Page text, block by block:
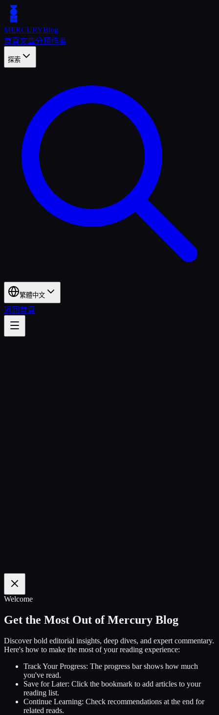
MERCURYBlog
首頁文章分類作者
探索
繁體中文
返回首頁
100 %
Welcome
Get the Most Out of Mercury Blog
Discover bold editorial insights, deep dives, and expert commentary.
Here's how to make the most of your reading experience:
Track Your Progress: The progress bar shows how much
you've read.
Save for Later: Click the bookmark to add articles to your
reading list.
Continue Learning: Check recommendations at the end for
related reads.